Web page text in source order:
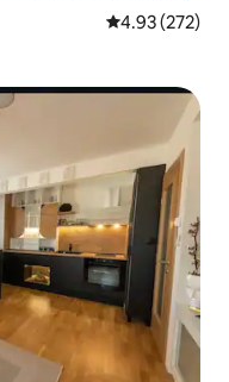
Calificación
4.93 (272)